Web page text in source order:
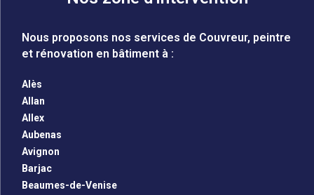
Nous proposons nos services de Couvreur, peintre
et rénovation en bâtiment à :
Alès
Allan
Allex
Aubenas
Avignon
Barjac
Beaumes-de-Venise